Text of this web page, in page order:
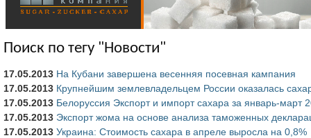
Поиск по тегу "Новости"
17.05.2013 На Кубани завершена весенняя посевная кампания
17.05.2013 Крупнейшим землевладельцем России оказалась
17.05.2013 Белоруссия Экспорт и импорт сахара за январь-март
17.05.2013 Экспорт жома на основе анализа таможенных
17.05.2013 Украина: Стоимость сахара в апреле выросла на 0,8%